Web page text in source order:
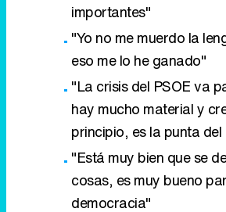
importantes"
"Yo no me muerdo la
eso me lo he ganado"
"La crisis del PSOE va
hay mucho material y
principio, es la punta
"Está muy bien que se
cosas, es muy bueno
democracia"